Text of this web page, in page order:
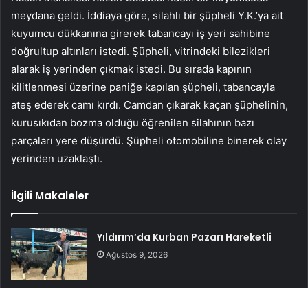
meydana geldi. İddiaya göre, silahlı bir şüpheli Y.K.’ya ait
kuyumcu dükkanına girerek tabancayı iş yeri sahibine
doğrultup altınları istedi. Şüpheli, vitrindeki bilezikleri
alarak iş yerinden çıkmak istedi. Bu sırada kapının
kilitlenmesi üzerine paniğe kapılan şüpheli, tabancayla
ateş ederek camı kırdı. Camdan çıkarak kaçan şüphelinin,
kurusıkıdan bozma olduğu öğrenilen silahının bazı
parçaları yere düşürdü. Şüpheli otomobiline binerek olay
yerinden uzaklaştı.
İlgili Makaleler
Yıldırım’da Kurban Pazarı Hareketli
Ağustos 9, 2026